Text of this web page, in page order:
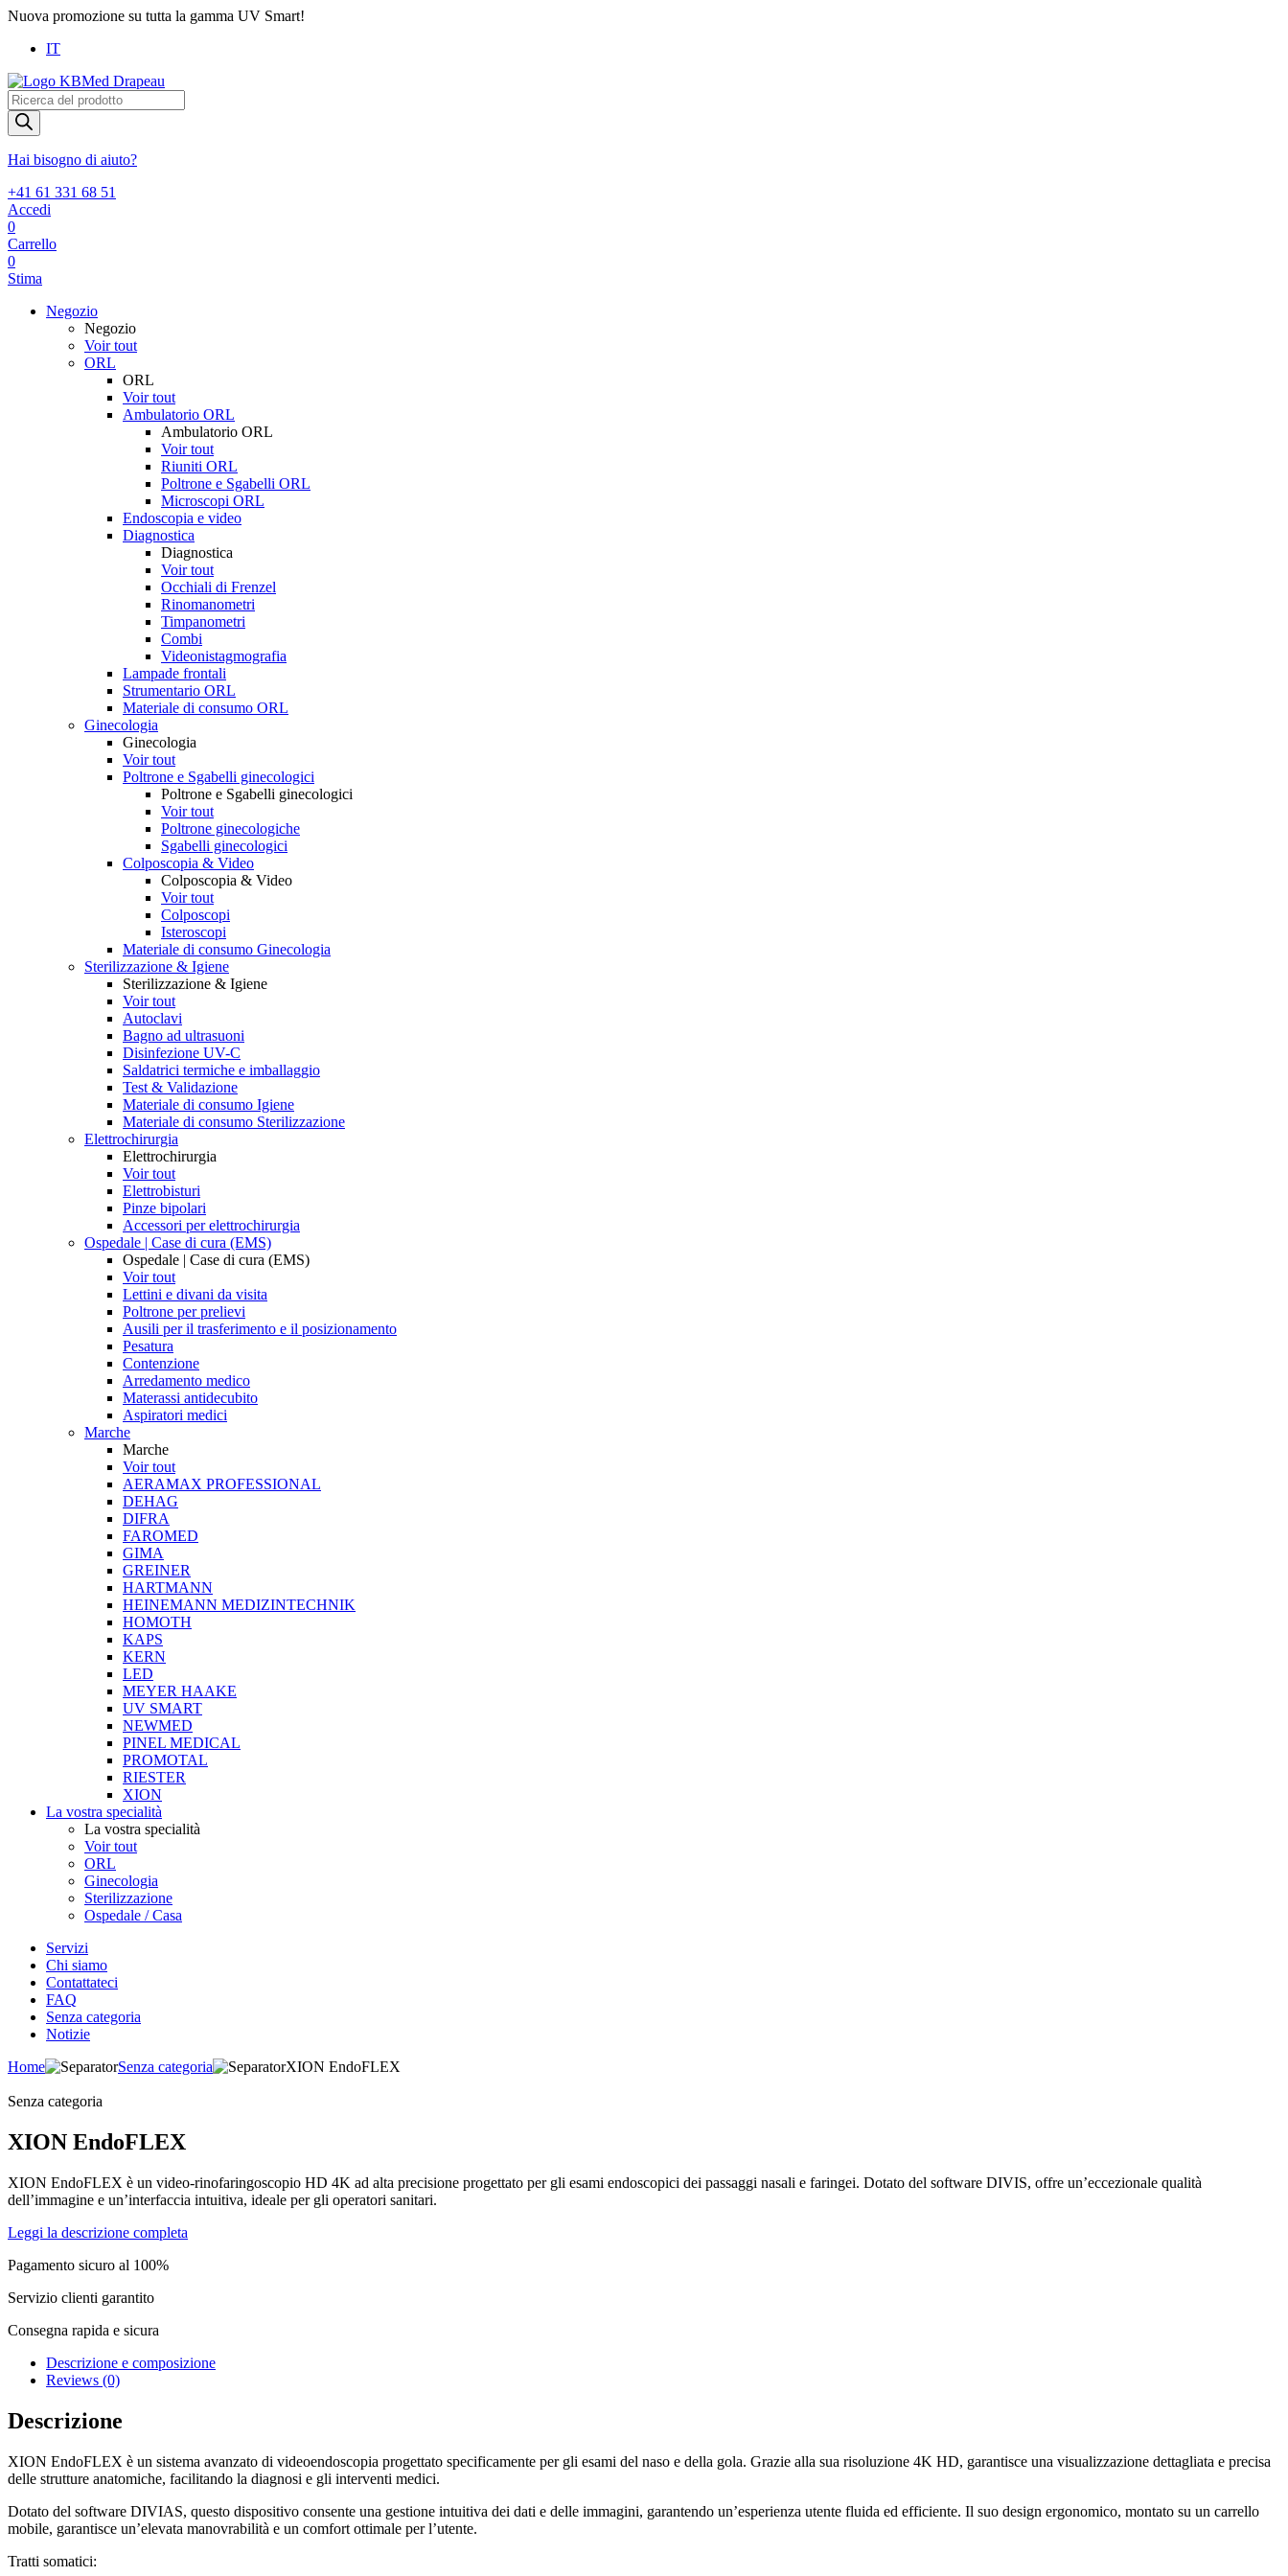
Nuova promozione su tutta la gamma UV Smart!
IT
Products
search
Hai bisogno di aiuto?
+41 61 331 68 51
Accedi
0
Carrello
0
Stima
Negozio
Negozio
Voir tout
ORL
ORL
Voir tout
Ambulatorio ORL
Ambulatorio ORL
Voir tout
Riuniti ORL
Poltrone e Sgabelli ORL
Microscopi ORL
Endoscopia e video
Diagnostica
Diagnostica
Voir tout
Occhiali di Frenzel
Rinomanometri
Timpanometri
Combi
Videonistagmografia
Lampade frontali
Strumentario ORL
Materiale di consumo ORL
Ginecologia
Ginecologia
Voir tout
Poltrone e Sgabelli ginecologici
Poltrone e Sgabelli ginecologici
Voir tout
Poltrone ginecologiche
Sgabelli ginecologici
Colposcopia & Video
Colposcopia & Video
Voir tout
Colposcopi
Isteroscopi
Materiale di consumo Ginecologia
Sterilizzazione & Igiene
Sterilizzazione & Igiene
Voir tout
Autoclavi
Bagno ad ultrasuoni
Disinfezione UV-C
Saldatrici termiche e imballaggio
Test & Validazione
Materiale di consumo Igiene
Materiale di consumo Sterilizzazione
Elettrochirurgia
Elettrochirurgia
Voir tout
Elettrobisturi
Pinze bipolari
Accessori per elettrochirurgia
Ospedale | Case di cura (EMS)
Ospedale | Case di cura (EMS)
Voir tout
Lettini e divani da visita
Poltrone per prelievi
Ausili per il trasferimento e il posizionamento
Pesatura
Contenzione
Arredamento medico
Materassi antidecubito
Aspiratori medici
Marche
Marche
Voir tout
AERAMAX PROFESSIONAL
DEHAG
DIFRA
FAROMED
GIMA
GREINER
HARTMANN
HEINEMANN MEDIZINTECHNIK
HOMOTH
KAPS
KERN
LED
MEYER HAAKE
UV SMART
NEWMED
PINEL MEDICAL
PROMOTAL
RIESTER
XION
La vostra specialità
La vostra specialità
Voir tout
ORL
Ginecologia
Sterilizzazione
Ospedale / Casa
Servizi
Chi siamo
Contattateci
FAQ
Senza categoria
Notizie
Home
Senza categoria XION EndoFLEX
Senza categoria
XION EndoFLEX
XION EndoFLEX è un video-rinofaringoscopio HD 4K ad alta precisione progettato per gli esami endoscopici dei passaggi nasali e faringei. Dotato del software DIVIS, offre un’eccezionale qualità
dell’immagine e un’interfaccia intuitiva, ideale per gli operatori sanitari.
Leggi la descrizione completa
Pagamento sicuro al 100%
Servizio clienti garantito
Consegna rapida e sicura
Descrizione e composizione
Reviews (0)
Descrizione
XION EndoFLEX è un sistema avanzato di videoendoscopia progettato specificamente per gli esami del naso e della gola. Grazie alla sua risoluzione 4K HD, garantisce una visualizzazione dettagliata e precisa
delle strutture anatomiche, facilitando la diagnosi e gli interventi medici.
Dotato del software DIVIAS, questo dispositivo consente una gestione intuitiva dei dati e delle immagini, garantendo un’esperienza utente fluida ed efficiente. Il suo design ergonomico, montato su un carrello
mobile, garantisce un’elevata manovrabilità e un comfort ottimale per l’utente.
Tratti somatici: